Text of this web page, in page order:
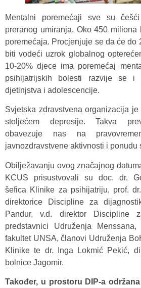
Mentalni poremećaji sve su
preranog umiranja. Oko 450
poremećaja. Procjenjuje se da će do
biti vodeći uzrok globalnog
10-20% djece ima poremećaj
psihijatrijskih bolesti razvije se i
djetinjstva i adolescencije.
Svjetska zdravstvena organizacija
stoljećem depresije. Takva
obavezuje nas na
javnozdravstvene aktivnosti i ponudu
Obilježavanju ovog značajnog
KCUS prisustvovali su doc. dr.
šefica Klinike za psihijatriju, prof.
direktorice Discipline za
Pandur, v.d. direktor Discipline
predstavnici Udruženja
fakultet UNSA, članovi Udruženja
Klinike te dr. Inga Lokmić Pekić,
bolnice Jagomir.
Također, u prostoru DIP-a